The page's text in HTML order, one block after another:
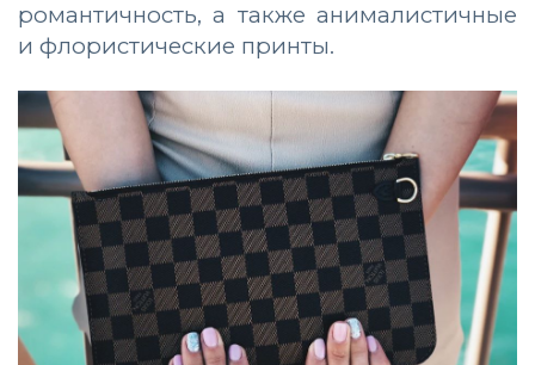
романтичность, а также анималистичные
и флористические принты.